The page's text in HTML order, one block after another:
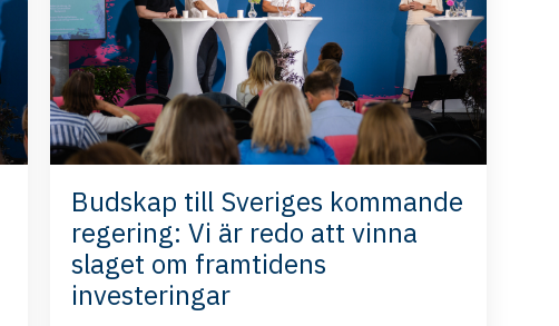
Budskap till Sveriges kommande
regering: Vi är redo att vinna
slaget om framtidens
investeringar